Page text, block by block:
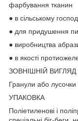
фарбування тканин
● в сільському
● для придушення
● виробництва
● в якості
ЗОВНІШНІЙ ВИГЛЯД
Гранули або лусочки
УПАКОВКА
Поліетиленові і